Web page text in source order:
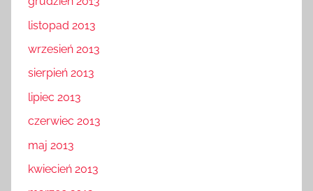
listopad 2013
wrzesień 2013
sierpień 2013
lipiec 2013
czerwiec 2013
maj 2013
kwiecień 2013